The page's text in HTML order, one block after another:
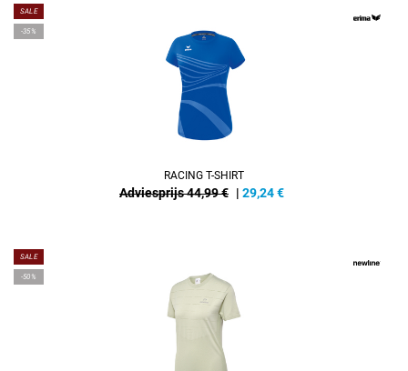
SALE
-35%
RACING T-SHIRT
Adviesprijs 44,99 € | 29,24€
SALE
-50%